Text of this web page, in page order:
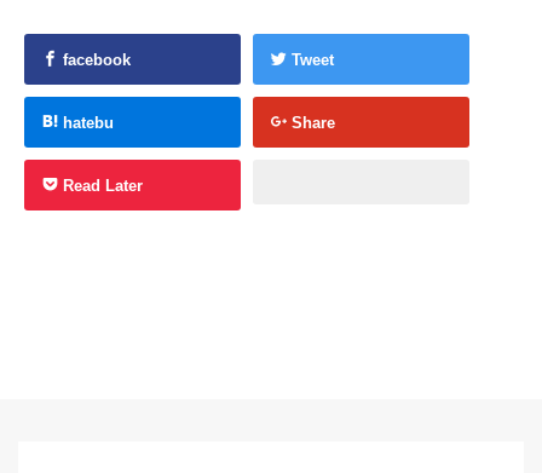
facebook Tweet
hatebu Share
Read Later